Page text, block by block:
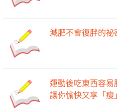
減肥不會復胖的
運動後吃東西容易
讓你愉快又享「瘦